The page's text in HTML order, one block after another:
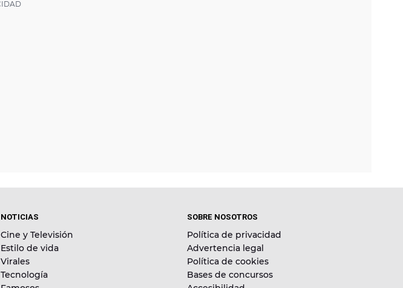
NOTICIAS
Cine y Televisión
Estilo de vida
Virales
Tecnología
SOBRE NOSOTROS
Política de privacidad
Advertencia legal
Política de cookies
Bases de concursos